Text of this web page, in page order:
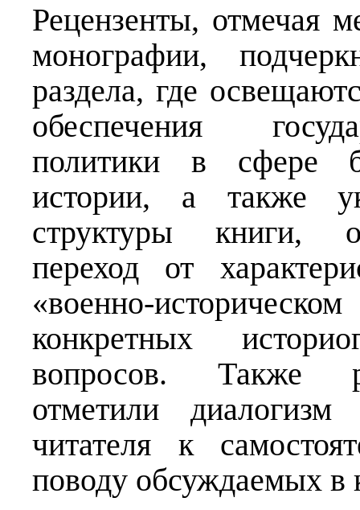
Рецензенты, отмечая
монографии,
раздела, где
обеспечения
политики в сфере
истории, а также
структуры книги,
переход от
«военно-
конкретных
вопросов. Также
отметили
читателя к
поводу обсуждаемых в